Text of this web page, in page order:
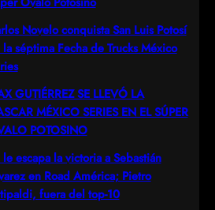
Novelo conquista San Luis Potosí
séptima Fecha de Trucks México
GUTIÉRREZ SE LLEVÓ LA
MÉXICO SERIES EN EL SÚPER
POTOSINO
le escapa la victoria a Sebastián
en Road América; Pietro
fuera del top-10